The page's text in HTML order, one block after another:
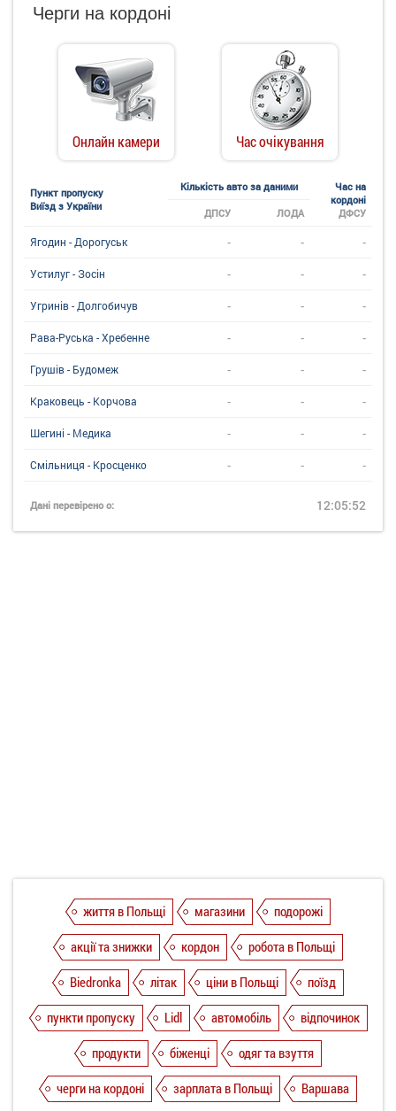
Черги на кордоні
Онлайн камери Час очікування
Пункт пропуску
Виїзд з України
Кількість авто за даними
Час на
кордоні
ДФСУ
ДПСУ ЛОДА
Ягодин - Дорогуськ - - -
Устилуг - Зосін - - -
Угринiв - Долгобичув - - -
Рава-Руська - Хребенне - - -
Грушів - Будомеж - - -
Краковець - Корчова - - -
Шегині - Медика - - -
Смільниця - Кросценко - - -
Дані перевірено о: 12:05:52
життя в Польщі магазини
подорожі
акції та знижки
кордон
робота в Польщі
Biedronka
літак ціни в Польщі
поїзд
пункти пропуску
Lidl автомобіль
відпочинок
продукти
біженці
одяг та взуття
черги на кордоні
зарплата в Польщі Варшава